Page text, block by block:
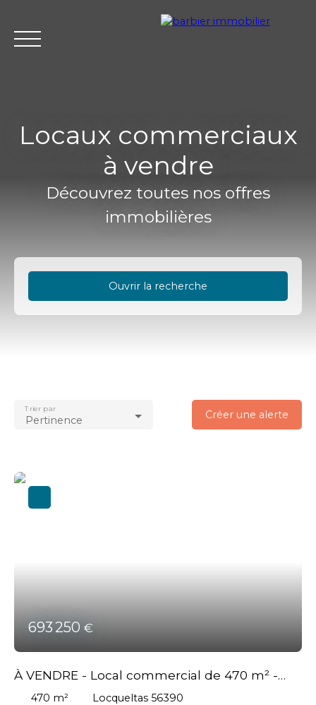
Locaux commerciaux
à vendre
Découvrez toutes nos offres
immobilières
Ouvrir la recherche
Locqueltas (56390)
Localisation
Surface min (m²)
Pertinence
Trier par Créer une alerte
693 250 €
À VENDRE - Local commercial de 470 m² -
PROCHE VANNES
470 m²
Locqueltas 56390